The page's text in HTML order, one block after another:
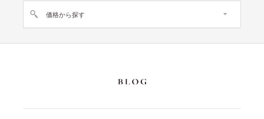
価格から探す